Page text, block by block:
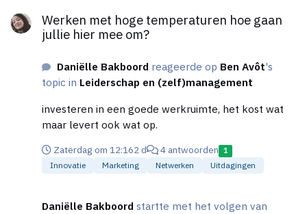
met factureren (toch ook een leuk deel van
ondernemerschap) en één keer per weer een
naar de bank.
prettig werken. En na 1,5 tot 2 uur moet je eruit om
te voorkomen dat je een ijspegel wordt. Doe mij de
Werken met hoge temperaturen hoe gaan
jullie hier mee om?
Daniëlle Bakboord reageerde op Ben Avôt's
topic in Leiderschap en (zelf)management
investeren in een goede werkruimte, het kost wat
maar levert ook wat op.
Zaterdag om 12:162 d 4 antwoorden 1
Innovatie Marketing Netwerken Uitdagingen
Daniëlle Bakboord startte met het volgen van